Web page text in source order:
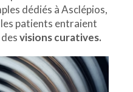
dédiés à Asclépios,
les patients entraient
visions curatives.